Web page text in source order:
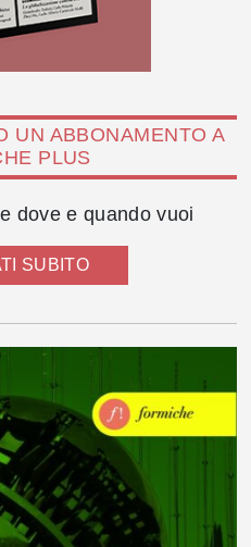
UN ABBONAMENTO A
PLUS
dove e quando vuoi
SUBITO